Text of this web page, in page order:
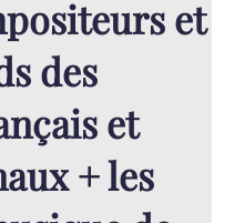
et
des
et
+ les